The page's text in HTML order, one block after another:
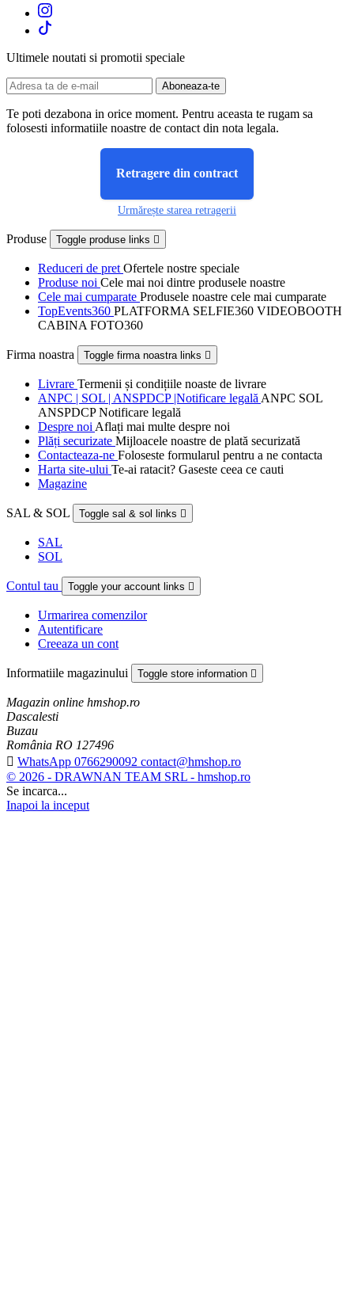
Ultimele noutati si promotii speciale
Te poti dezabona in orice moment. Pentru aceasta te rugam sa
folosesti informatiile noastre de contact din nota legala.
Retragere din contract
Urmărește starea retragerii
Produse Toggle produse links 
Reduceri de pret Ofertele nostre speciale
Produse noi Cele mai noi dintre produsele noastre
Cele mai cumparate Produsele noastre cele mai cumparate
TopEvents360 PLATFORMA SELFIE360 VIDEOBOOTH
CABINA FOTO360
Firma noastra Toggle firma noastra links 
Livrare Termenii și condițiile noaste de livrare
ANPC | SOL | ANSPDCP |Notificare legală ANPC SOL
ANSPDCP Notificare legală
Despre noi Aflați mai multe despre noi
Plăți securizate Mijloacele noastre de plată securizată
Contacteaza-ne Foloseste formularul pentru a ne contacta
Harta site-ului Te-ai ratacit? Gaseste ceea ce cauti
Magazine
SAL & SOL Toggle sal & sol links 
SAL
SOL
Contul tau Toggle your account links 
Urmarirea comenzilor
Autentificare
Creeaza un cont
Informatiile magazinului Toggle store information 
Magazin online hmshop.ro
Dascalesti
Buzau
România RO 127496
 WhatsApp 0766290092 contact@hmshop.ro
© 2026 - DRAWNAN TEAM SRL - hmshop.ro
Se incarca...
Inapoi la inceput